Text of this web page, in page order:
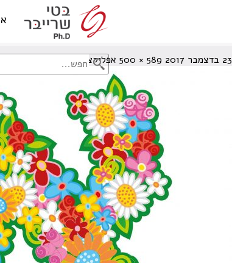
23 בדצמבר 2017 589 × 500 אפליקציות אִימּוּן לרְכִישַׁת